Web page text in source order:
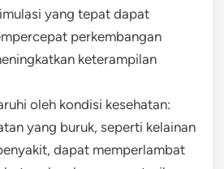
yang tepat dapat
perkembangan
keterampilan
oleh kondisi kesehatan:
yang buruk, seperti kelainan
dapat memperlambat